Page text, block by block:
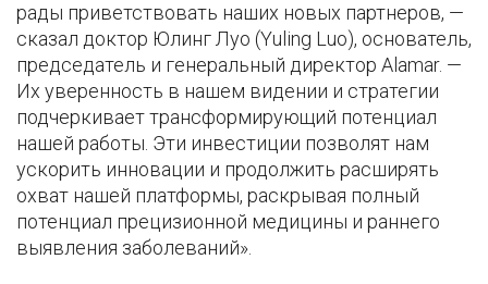
рады приветствовать наших новых партнеров, —
сказал доктор Юлинг Луо (Yuling Luo), основатель,
председатель и генеральный директор Alamar. —
Их уверенность в нашем видении и стратегии
подчеркивает трансформирующий потенциал
нашей работы. Эти инвестиции позволят нам
ускорить инновации и продолжить расширять
охват нашей платформы, раскрывая полный
потенциал прецизионной медицины и раннего
выявления заболеваний».